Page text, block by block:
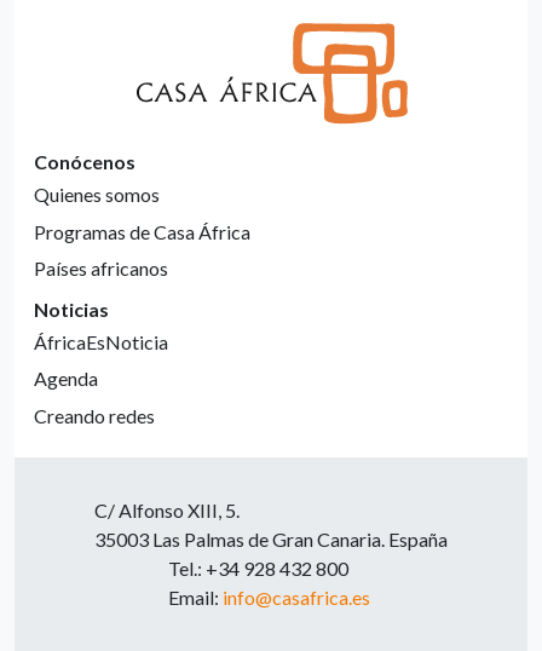
Conócenos
Quienes somos
Programas de Casa África
Países africanos
Noticias
ÁfricaEsNoticia
Agenda
Creando redes
C/ Alfonso XIII, 5.
35003 Las Palmas de Gran Canaria. España
Tel.: +34 928 432 800
Email: info@casafrica.es